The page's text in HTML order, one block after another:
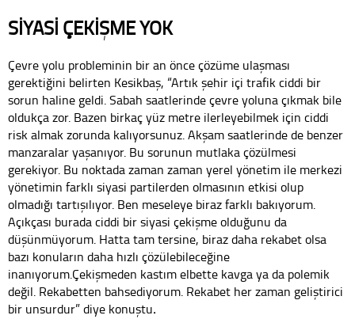
SİYASİ ÇEKİŞME YOK
Çevre yolu probleminin bir an önce çözüme ulaşması
gerektiğini belirten Kesikbaş, “Artık şehir içi trafik ciddi bir
sorun haline geldi. Sabah saatlerinde çevre yoluna çıkmak bile
oldukça zor. Bazen birkaç yüz metre ilerleyebilmek için ciddi
risk almak zorunda kalıyorsunuz. Akşam saatlerinde de benzer
manzaralar yaşanıyor. Bu sorunun mutlaka çözülmesi
gerekiyor. Bu noktada zaman zaman yerel yönetim ile merkezi
yönetimin farklı siyasi partilerden olmasının etkisi olup
olmadığı tartışılıyor. Ben meseleye biraz farklı bakıyorum.
Açıkçası burada ciddi bir siyasi çekişme olduğunu da
düşünmüyorum. Hatta tam tersine, biraz daha rekabet olsa
bazı konuların daha hızlı çözülebileceğine
inanıyorum.Çekişmeden kastım elbette kavga ya da polemik
değil. Rekabetten bahsediyorum. Rekabet her zaman geliştirici
bir unsurdur” diye konuştu.